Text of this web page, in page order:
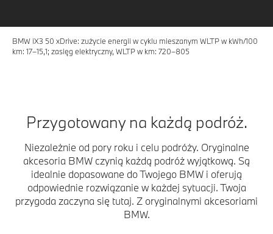
BMW iX3 50 xDrive: zużycie energii w cyklu mieszanym WLTP w kWh/100
km: 17–15,1; zasięg elektryczny, WLTP w km: 720–805
Przygotowany na każdą podróż.
Niezależnie od pory roku i celu podróży. Oryginalne
akcesoria BMW czynią każdą podróż wyjątkową. Są
idealnie dopasowane do Twojego BMW i oferują
odpowiednie rozwiązanie w każdej sytuacji. Twoja
przygoda zaczyna się tutaj. Z oryginalnymi akcesoriami
BMW.